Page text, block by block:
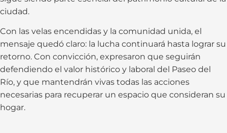
ciudad.
Con las velas encendidas y la comunidad unida, el
mensaje quedó claro: la lucha continuará hasta lograr su
retorno. Con convicción, expresaron que seguirán
defendiendo el valor histórico y laboral del Paseo del
Río, y que mantendrán vivas todas las acciones
necesarias para recuperar un espacio que consideran su
hogar.